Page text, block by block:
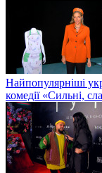
Найпопулярніші
комедії «Сильні,